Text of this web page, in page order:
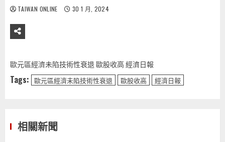
TAIWAN ONLINE 30 1 月, 2024
歐元區經濟未陷技術性衰退 歐股收高 經濟日報
Tags: 歐元區經濟未陷技術性衰退 歐股收高 經濟日報
相關新聞